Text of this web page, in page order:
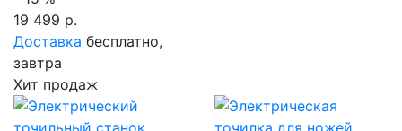
19 499 р.
Доставка бесплатно,
завтра
Хит продаж